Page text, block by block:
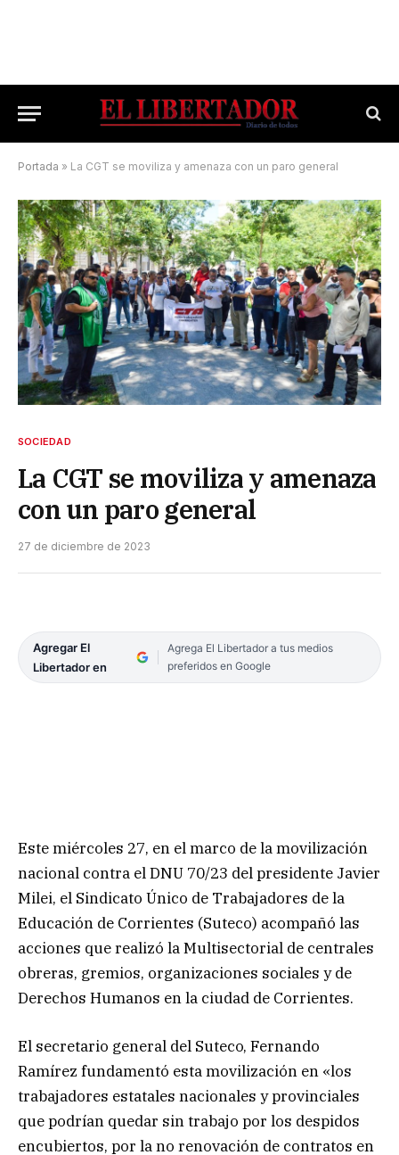
Portada » La CGT se moviliza y amenaza con un paro general
SOCIEDAD
La CGT se moviliza y amenaza
con un paro general
27 de diciembre de 2023
Agregar El
Libertador en
Agrega El Libertador a tus medios
preferidos en Google
Este miércoles 27, en el marco de la movilización
nacional contra el DNU 70/23 del presidente Javier
Milei, el Sindicato Único de Trabajadores de la
Educación de Corrientes (Suteco) acompañó las
acciones que realizó la Multisectorial de centrales
obreras, gremios, organizaciones sociales y de
Derechos Humanos en la ciudad de Corrientes.
El secretario general del Suteco, Fernando
Ramírez fundamentó esta movilización en «los
trabajadores estatales nacionales y provinciales
que podrían quedar sin trabajo por los despidos
encubiertos, por la no renovación de contratos en